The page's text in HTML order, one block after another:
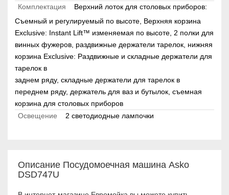
Комплектация
Верхний лоток для столовых приборов:
Съемный и регулируемый по высоте, Верхняя корзина
Exclusive: Instant Lift™ изменяемая по высоте, 2 полки для
винных фужеров, раздвижные держатели тарелок, нижняя
корзина Exclusive: Раздвижные и складные держатели для
тарелок в
заднем ряду, складные держатели для тарелок в
переднем ряду, держатель для ваз и бутылок, съемная
корзина для столовых приборов
Освещение
2 светодиодные лампочки
Описание Посудомоечная машина Asko
DSD747U